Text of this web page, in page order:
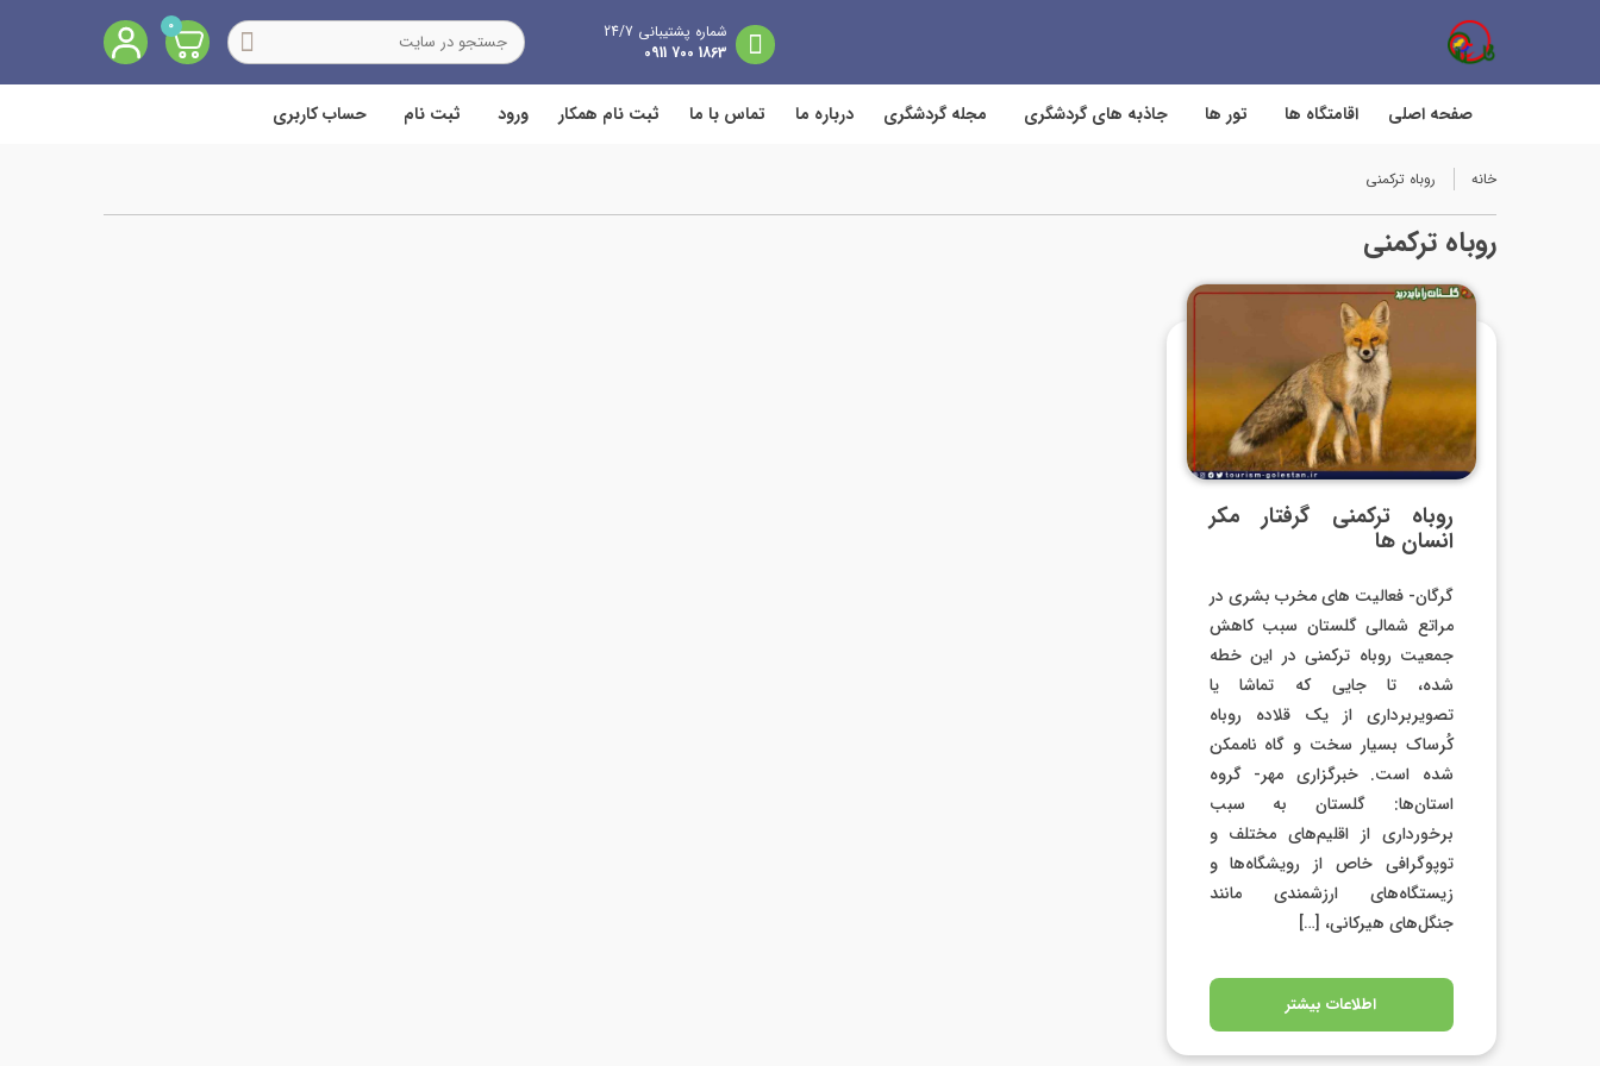
شماره پشتیبانی 24/7
1863 700 0911
0
صفحه اصلی اقامتگاه ها تور ها جاذبه های گردشگری مجله گردشگری درباره ما تماس با ما ثبت نام همکار ورود ثبت نام حساب کاربری
خانه روباه ترکمنی
روباه ترکمنی
روباه ترکمنی گرفتار مکر
انسان ها
گرگان- فعالیت های مخرب بشری در
مراتع شمالی گلستان سبب کاهش
جمعیت روباه ترکمنی در این خطه
شده، تا جایی که تماشا یا
تصویربرداری از یک قلاده روباه
کُرساک بسیار سخت و گاه ناممکن
شده است. خبرگزاری مهر- گروه
استان‌ها: گلستان به سبب
برخورداری از اقلیم‌های مختلف و
توپوگرافی خاص از رویشگاه‌ها و
زیستگاه‌های ارزشمندی مانند
جنگل‌های هیرکانی، […]
اطلاعات بیشتر